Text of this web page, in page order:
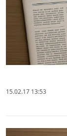
15.02.17 13:53